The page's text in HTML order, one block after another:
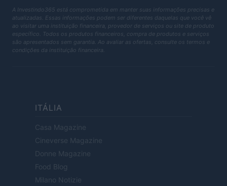
A Investindo365 está comprometida em manter suas informações precisas e
atualizadas. Essas informações podem ser diferentes daquelas que você vê
ao visitar uma instituição financeira, provedor de serviços ou site de produto
específico. Todos os produtos financeiros, compra de produtos e serviços
são apresentados sem garantia. Ao avaliar as ofertas, consulte os termos e
condições da instituição financeira.
ITÁLIA
Casa Magazine
Cineverse Magazine
Donne Magazine
Food Blog
Milano Notizie